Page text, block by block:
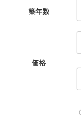
築年数
価格